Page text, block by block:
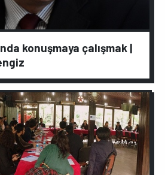
konuşmaya çalışmak |